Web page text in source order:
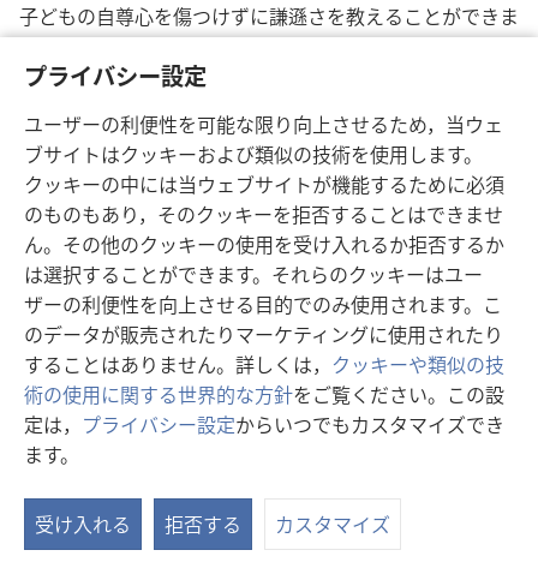
プライバシー設定
ユーザーの利便性を可能な限り向上させるため，当ウェ
ブサイトはクッキーおよび類似の技術を使用します。
クッキーの中には当ウェブサイトが機能するために必須
のものもあり，そのクッキーを拒否することはできませ
ん。その他のクッキーの使用を受け入れるか拒否するか
は選択することができます。それらのクッキーはユー
ザーの利便性を向上させる目的でのみ使用されます。こ
のデータが販売されたりマーケティングに使用されたり
することはありません。詳しくは， クッキーや類似の技
術の使用に関する世界的な方針をご覧ください。この設
定は， プライバシー設定からいつでもカスタマイズでき
ます。
受け入れる 拒否する カスタマイズ
子どもの自尊心を傷つけずに謙遜さを教えることができま
す。
子どもをしつける
子育てに関する意見の違いは，家族によくない影響を与え
かねません。夫婦に何ができるでしょうか。